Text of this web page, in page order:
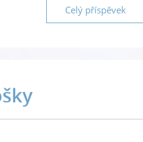
Celý příspěvek